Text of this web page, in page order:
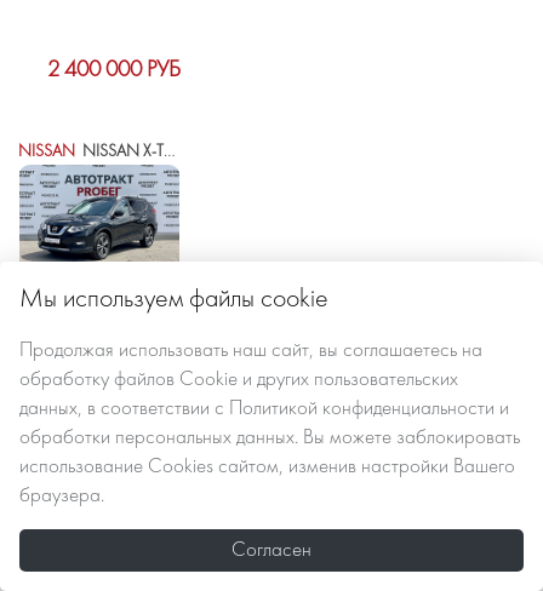
2 400 000 РУБ
NISSAN NISSAN X-TRAIL III РЕСТАЙЛИНГ
2021 г.в.
2 435 000 РУБ
SKODASKODA KODIAQ I
Мы используем файлы cookie
Продолжая использовать наш сайт, вы соглашаетесь на
обработку файлов Сookie и других пользовательских
данных, в соответствии с
Политикой конфиденциальности и
обработки персональных данных. Вы можете заблокировать
использование Cookies сайтом, изменив настройки Вашего
браузера.
Согласен